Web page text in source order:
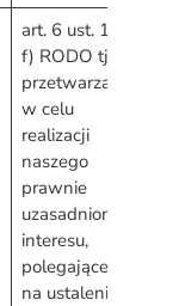
art. 6 ust. 1 lit.
f) RODO tj.
przetwarzanie
w celu
realizacji
naszego
prawnie
uzasadnionego
interesu,
polegającego
na ustaleniu,